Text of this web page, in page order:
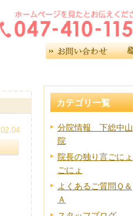
カテゴリ一覧
分院情報 下総中山
院
院長の独り言ごにょ
ごにょ
よくあるご質問Ｑ＆
Ａ